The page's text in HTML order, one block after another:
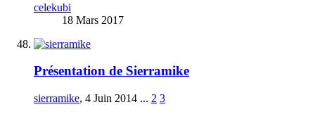
celekubi
18 Mars 2017
Présentation de Sierramike
sierramike, 4 Juin 2014 ... 2 3